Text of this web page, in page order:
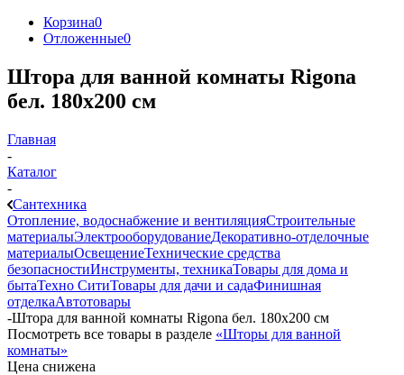
Корзина0
Отложенные0
Штора для ванной комнаты Rigona
бел. 180х200 см
Главная
-
Каталог
-
Сантехника
Отопление, водоснабжение и вентиляцияСтроительные
материалыЭлектрооборудованиеДекоративно-отделочные
материалыОсвещениеТехнические средства
безопасностиИнструменты, техникаТовары для дома и
бытаТехно СитиТовары для дачи и садаФинишная
отделкаАвтотовары
-Штора для ванной комнаты Rigona бел. 180х200 см
Посмотреть все товары в разделе «Шторы для ванной
комнаты»
Цена снижена